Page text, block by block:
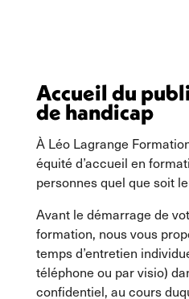
Accueil du
de handicap
À Léo Lagrange
équité d’accueil en
personnes quel que soit
Avant le démarrage de
formation, nous vous
temps d’entretien
téléphone ou par visio)
confidentiel, au cours